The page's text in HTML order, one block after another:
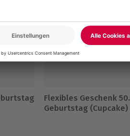
Flexibles Geschenk 50.
Geburtstag (Cupcake)